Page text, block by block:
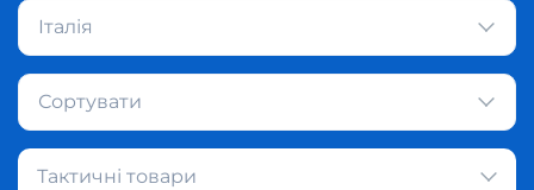
Італія
Сортувати
Тактичні товари